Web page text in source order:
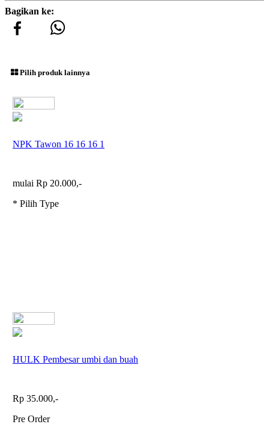
Bagikan ke:
Pilih produk lainnya
NPK Tawon 16 16 16 1
mulai Rp 20.000,-
* Pilih Type
HULK Pembesar umbi dan buah
Rp 35.000,-
Pre Order